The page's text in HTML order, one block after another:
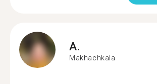
A.
Makhachkala